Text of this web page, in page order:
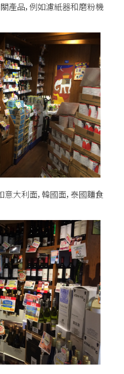
產品，例如濾紙器和磨粉機
大利面，韓國面，泰國麵食